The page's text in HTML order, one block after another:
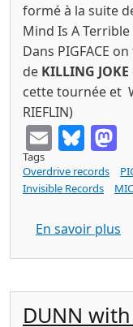
formé à la suite
Mind Is A Terrible
Dans PIGFACE
de KILLING JOKE
cette tournée et
RIEFLIN)
Email
Tags
Overdrive records
Invisible Records
En savoir plus
DUNN with